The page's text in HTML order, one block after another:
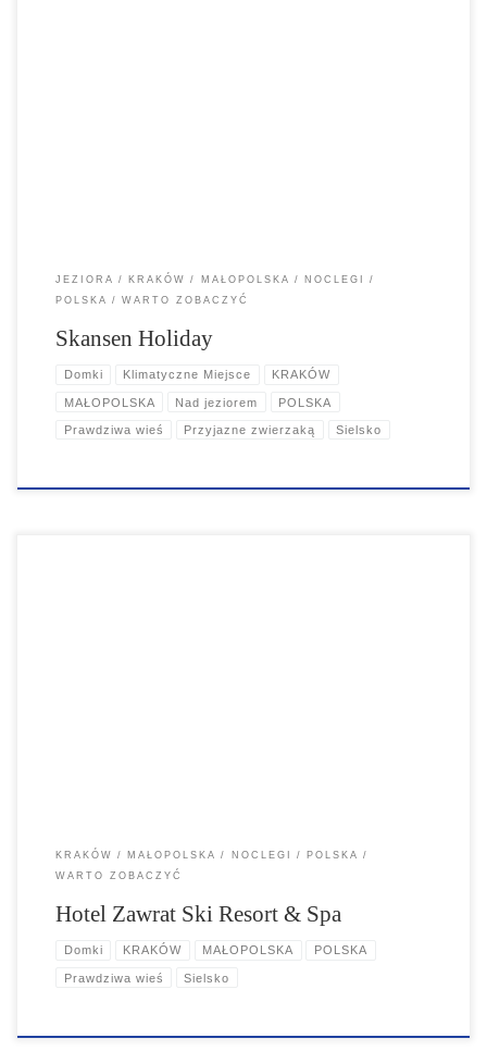
JEZIORA KRAKÓW MAŁOPOLSKA
NOCLEGI
POLSKA
WARTO ZOBACZYĆ
Skansen Holiday
Domki Klimatyczne Miejsce KRAKÓW
MAŁOPOLSKA Nad jeziorem POLSKA
Prawdziwa wieś Przyjazne zwierzaką Sielsko
KRAKÓW MAŁOPOLSKA NOCLEGI
POLSKA
WARTO ZOBACZYĆ
Hotel Zawrat Ski Resort & Spa
Domki KRAKÓW MAŁOPOLSKA POLSKA
Prawdziwa wieś Sielsko